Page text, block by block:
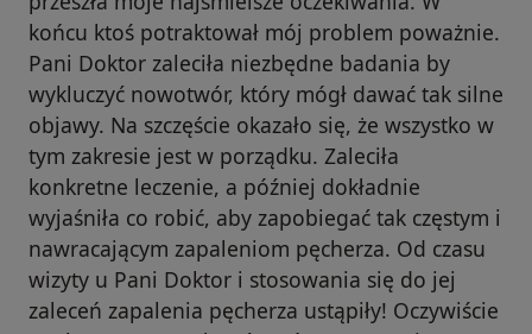
końcu ktoś potraktował mój problem poważnie.
Pani Doktor zaleciła niezbędne badania by
wykluczyć nowotwór, który mógł dawać tak silne
objawy. Na szczęście okazało się, że wszystko w
tym zakresie jest w porządku. Zaleciła
konkretne leczenie, a później dokładnie
wyjaśniła co robić, aby zapobiegać tak częstym i
nawracającym zapaleniom pęcherza. Od czasu
wizyty u Pani Doktor i stosowania się do jej
zaleceń zapalenia pęcherza ustąpiły! Oczywiście